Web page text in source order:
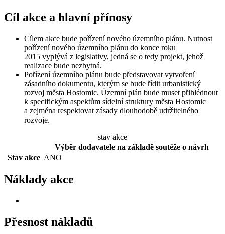
Cíl akce a hlavní přínosy
Cílem akce bude pořízení nového územního plánu. Nutnost
pořízení nového územního plánu do konce roku
2015 vyplývá z legislativy, jedná se o tedy projekt, jehož
realizace bude nezbytná.
Pořízení územního plánu bude představovat vytvoření
zásadního dokumentu, kterým se bude řídit urbanistický
rozvoj města Hostomic. Územní plán bude muset přihlédnout
k specifickým aspektům sídelní struktury města Hostomic
a zejména respektovat zásady dlouhodobě udržitelného
rozvoje.
stav akce
Výběr dodavatele na základě soutěže o návrh
Stav akce ANO
Náklady akce
Přesnost nákladů